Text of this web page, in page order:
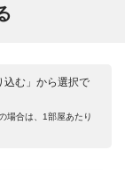
込む」から選択で
場合は、1部屋あたり